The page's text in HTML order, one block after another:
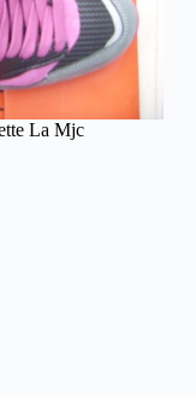
La Mjc